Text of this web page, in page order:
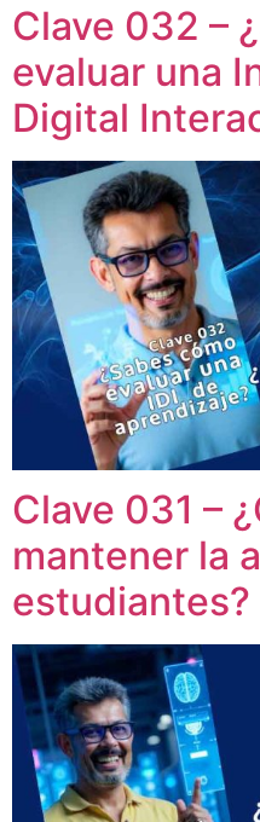
Clave 032 –
evaluar una
Digital
Clave 031 –
mantener la
estudiantes?